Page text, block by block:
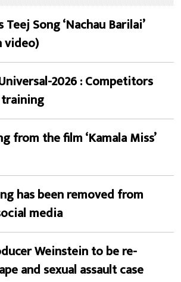
Teej Song ‘Nachau Barilai’
video)
2026 : Competitors
from the film ‘Kamala Miss’
has been removed from
media
Weinstein to be re-
and sexual assault case